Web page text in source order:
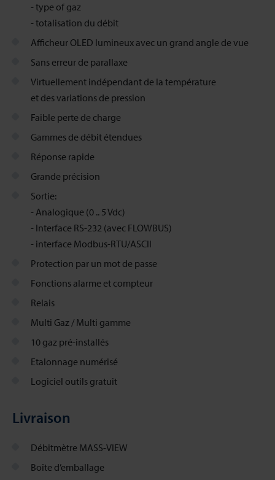
- type of gaz
- totalisation du débit
Afficheur OLED lumineux avec un grand angle de vue
Sans erreur de parallaxe
Virtuellement indépendant de la température
et des variations de pression
Faible perte de charge
Gammes de débit étendues
Réponse rapide
Grande précision
Sortie:
- Analogique (0 .. 5 Vdc)
- Interface RS-232 (avec FLOWBUS)
- interface Modbus-RTU/ASCII
Protection par un mot de passe
Fonctions alarme et compteur
Relais
Multi Gaz / Multi gamme
10 gaz pré-installés
Etalonnage numérisé
Logiciel outils gratuit
Livraison
Débitmètre MASS-VIEW
Boîte d’emballage